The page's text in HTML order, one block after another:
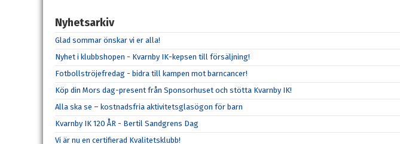
Nyhetsarkiv
Glad sommar önskar vi er alla!
Nyhet i klubbshopen - Kvarnby IK-kepsen till försäljning!
Fotbollströjefredag - bidra till kampen mot barncancer!
Köp din Mors dag-present från Sponsorhuset och stötta Kvarnby IK!
Alla ska se – kostnadsfria aktivitetsglasögon för barn
Kvarnby IK 120 ÅR - Bertil Sandgrens Dag
Vi är nu en certifierad Kvalitetsklubb!